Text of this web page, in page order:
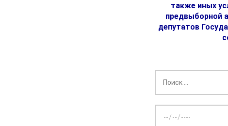
также иных
предвыборной
депутатов
дату: